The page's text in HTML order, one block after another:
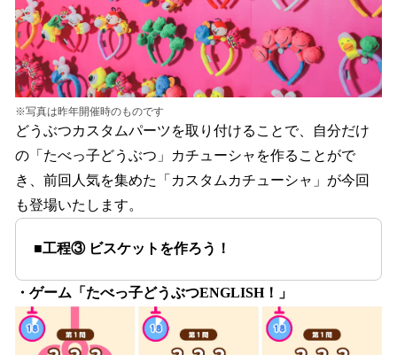
※写真は昨年開催時のものです
どうぶつカスタムパーツを取り付けることで、自分だけ
の「たべっ子どうぶつ」カチューシャを作ることがで
き、前回人気を集めた「カスタムカチューシャ」が今回
も登場いたします。
■工程③ ビスケットを作ろう！
・ゲーム「たべっ子どうぶつENGLISH！」